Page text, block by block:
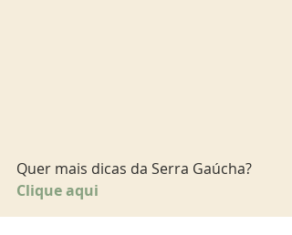
Quer mais dicas da Serra Gaúcha?
Clique aqui